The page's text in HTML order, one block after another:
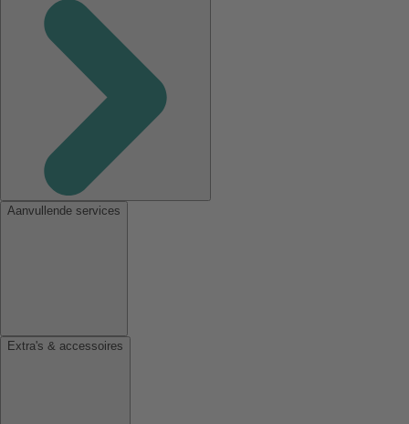
Aanvullende services
Extra's & accessoires